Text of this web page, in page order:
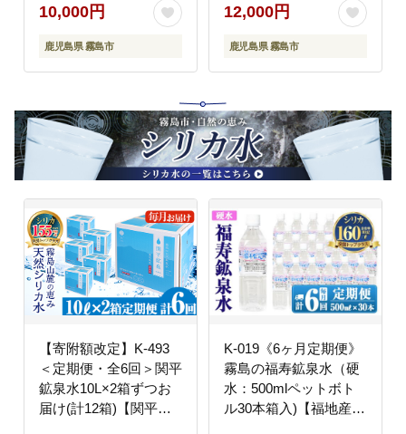
10,000円
鹿児島県 霧島市
霧島市 餃子 ぎょうざ
手羽 生餃子 黒豚 豚 惣
菜 総菜 時短 おかず
12,000円
鹿児島県 霧島市
【寄附額改定】K-493
＜定期便・全6回＞関平
鉱泉水10L×2箱ずつお
届け(計12箱)【関平鉱
K-019《6ヶ月定期便》
霧島の福寿鉱泉水（硬
水：500mlペットボト
ル30本箱入)【福地産業